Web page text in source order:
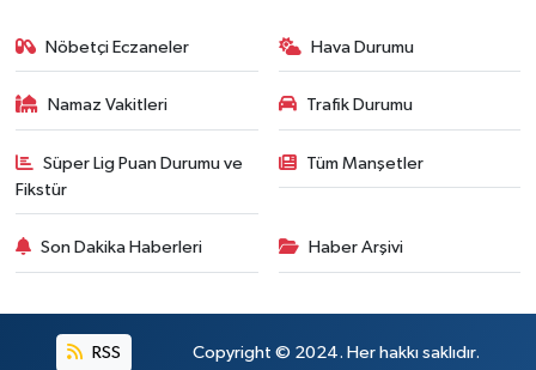
Nöbetçi Eczaneler Hava Durumu
Namaz Vakitleri Trafik Durumu
Süper Lig Puan Durumu ve
Fikstür
Tüm Manşetler
Son Dakika Haberleri Haber Arşivi
RSS Copyright © 2024. Her hakkı saklıdır.